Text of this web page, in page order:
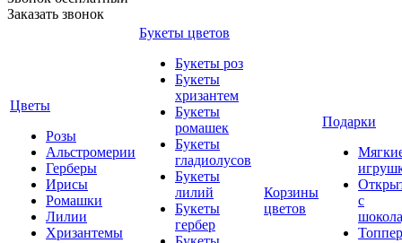
Заказать звонок
Цветы
Розы
Альстромерии
Герберы
Ирисы
Ромашки
Лилии
Хризантемы
Букеты цветов
Букеты роз
Букеты
хризантем
Букеты
ромашек
Букеты
гладиолусов
Букеты
лилий
Букеты
гербер
Корзины
цветов
Подарки
с